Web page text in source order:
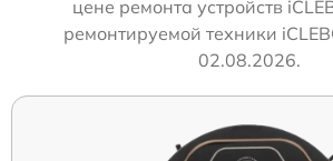
цене ремонта устройств
ремонтируемой техники
02.08.2026.